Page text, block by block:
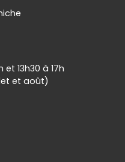
et 13h30 à 17h
et août)